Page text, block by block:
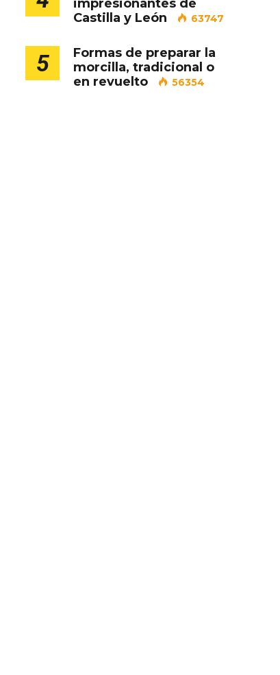
impresionantes de
Castilla y León
63747
5
Formas de preparar la
morcilla, tradicional o
en revuelto
56354